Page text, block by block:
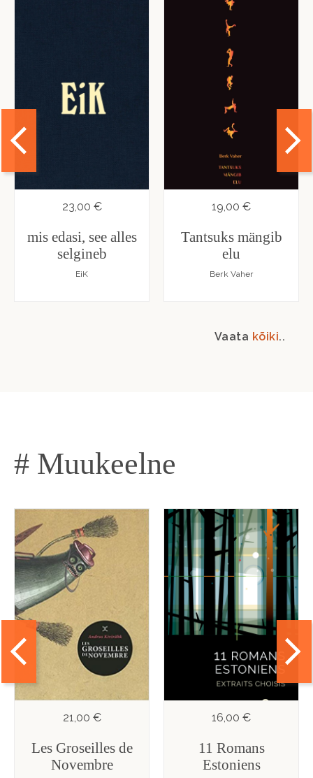
23,00 €
mis edasi, see alles
selgineb
EiK
19,00 €
Tantsuks mängib
elu
Berk Vaher
Vaata kõiki..
# Muukeelne
21,00 €
Les Groseilles de
Novembre
16,00 €
11 Romans
Estoniens